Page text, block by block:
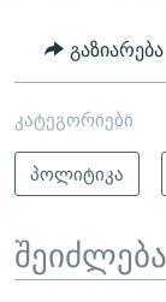
გაზიარება
კატეგორიები
პოლიტიკა